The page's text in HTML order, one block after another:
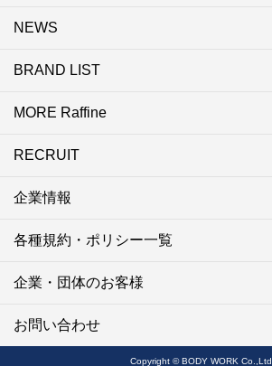
初めての方へ
店舗検索
キャンペーン
ラフィネ マルシェ（通販サイト）
WEB予約
よくある質問（Q&A）
サイトマップ
NEWS
ニュース一覧
お知らせ
オープン
クローズ
リニューアル
その他
BRAND LIST
ブランド一覧
ラフィネ
グランラフィネ
バダンバルー
ラフィネプリュス
プチラフィネ
整体ナチュラルボディ
トータルセラピー
フットデザイン
REFLE（リフレ）
Raffine TOKYO
ラフィネ ランニングスタイル
MORE Raffine
MORE Raffine
ラフィネのこだわり
ラフィネのひみつ
お得で便利なサービス
ラフィネギフト
ラフィネグループアスリート
RECRUIT
セラピスト採用
新卒採用
研修サイト
NOWON!!
企業情報
各種規約・ポリシー一覧
企業・団体のお客様
お問い合わせ
Copyright © BODY WORK Co.,Ltd.